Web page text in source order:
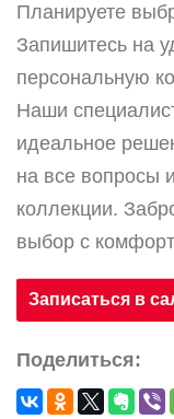
Планируете
Запишитесь на
персональную
Наши
идеальное
на все вопросы
коллекции.
выбор с
Записаться в
Поделиться: